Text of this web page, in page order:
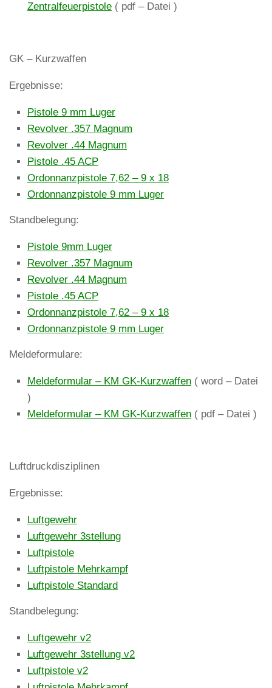
Zentralfeuerpistole ( pdf – Datei )
GK – Kurzwaffen
Ergebnisse:
Pistole 9 mm Luger
Revolver .357 Magnum
Revolver .44 Magnum
Pistole .45 ACP
Ordonnanzpistole 7,62 – 9 x 18
Ordonnanzpistole 9 mm Luger
Standbelegung:
Pistole 9mm Luger
Revolver .357 Magnum
Revolver .44 Magnum
Pistole .45 ACP
Ordonnanzpistole 7,62 – 9 x 18
Ordonnanzpistole 9 mm Luger
Meldeformulare:
Meldeformular – KM GK-Kurzwaffen ( word – Datei
)
Meldeformular – KM GK-Kurzwaffen ( pdf – Datei )
Luftdruckdisziplinen
Ergebnisse:
Luftgewehr
Luftgewehr 3stellung
Luftpistole
Luftpistole Mehrkampf
Luftpistole Standard
Standbelegung:
Luftgewehr v2
Luftgewehr 3stellung v2
Luftpistole v2